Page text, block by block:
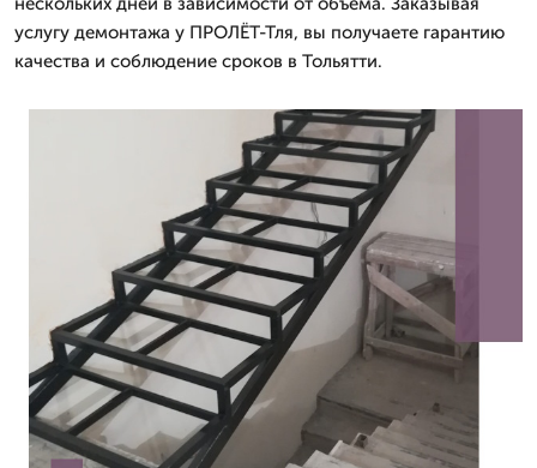
услугу демонтажа у ПРОЛЁТ-Тля, вы получаете гарантию
качества и соблюдение сроков в Тольятти.